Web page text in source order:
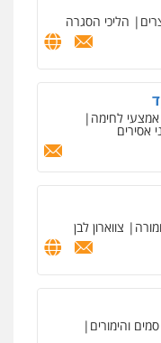
ארגוני פשע עבירות
ליווי וייצוג בחקירות